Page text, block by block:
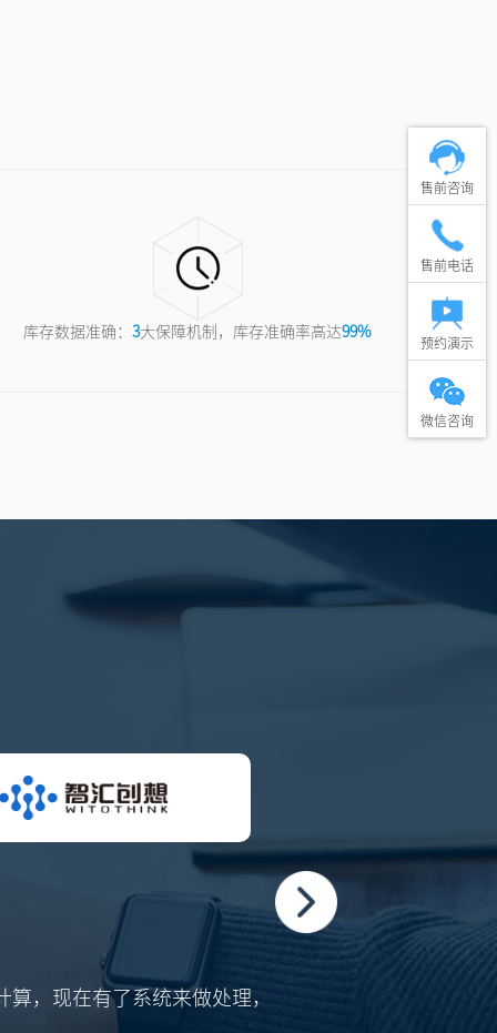
库存数据准确： 3大保障机制，库存准确率高达99%
，现在有了系统来做处理，
财务总监
赛盒进销
售前咨询
售前电话
预约演示
微信咨询